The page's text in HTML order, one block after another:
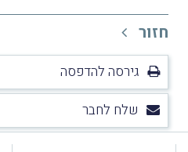
חזור
גירסה להדפסה
שלח לחבר